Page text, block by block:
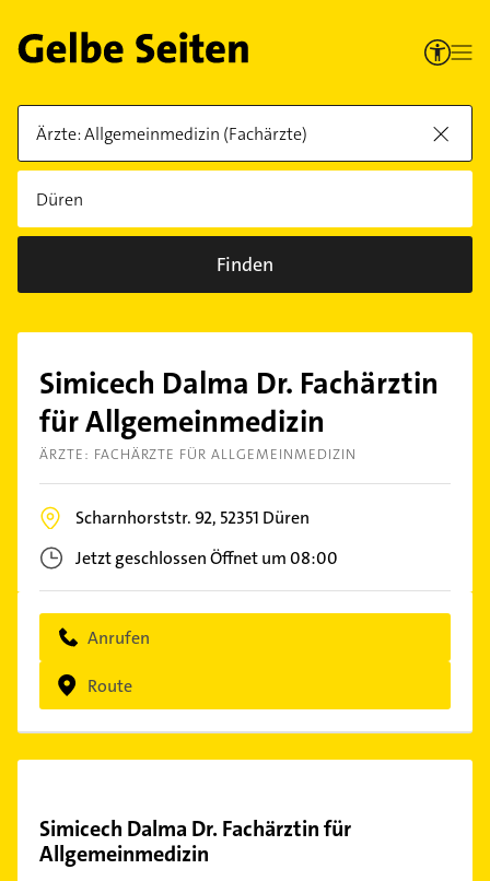
Finden
Simicech Dalma Dr. Fachärztin
für Allgemeinmedizin
ÄRZTE: FACHÄRZTE FÜR ALLGEMEINMEDIZIN
Scharnhorststr. 92, 52351 Düren
Jetzt geschlossenÖffnet um 08:00
Anrufen
Route
Simicech Dalma Dr. Fachärztin für
Allgemeinmedizin